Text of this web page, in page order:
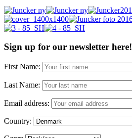
Sign up for our newsletter here!
First Name:
Last Name:
Email address:
Country: